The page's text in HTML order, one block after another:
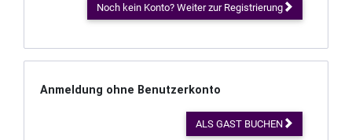
Noch kein Konto? Weiter zur Registrierung
Anmeldung ohne Benutzerkonto
ALS GAST BUCHEN